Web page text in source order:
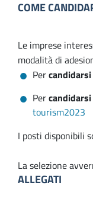
COME
Le imprese
modalità di
Percandidarsi
Percandidarsi
tourism2023
I posti disponibili
La selezione
ALLEGATI